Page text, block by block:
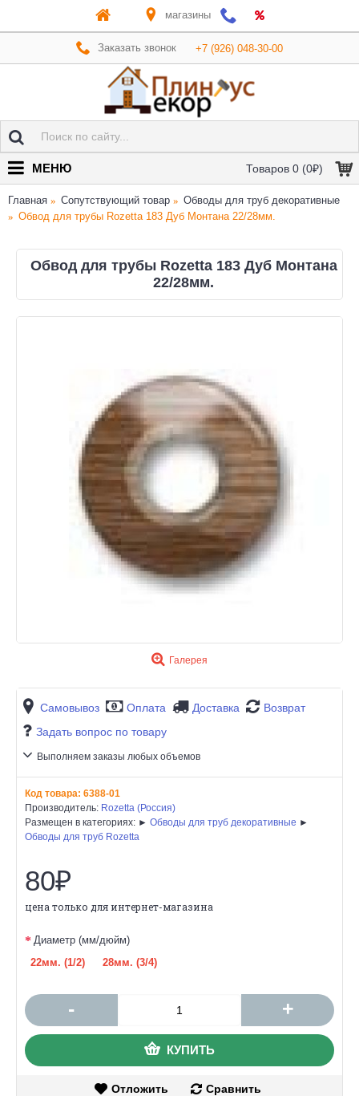
магазины
Заказать звонок +7 (926) 048-30-00
Товаров 0 (0₽)
МЕНЮ
Главная Сопутствующий товар
Обводы для труб декоративные
Обвод для трубы Rozetta 183 Дуб Монтана 22/28мм.
Обвод для трубы Rozetta 183 Дуб Монтана
22/28мм.
Галерея
Самовывоз Оплата Доставка
Возврат
Задать вопрос по товару
Выполняем заказы любых объемов
Код товара: 6388-01
Производитель: Rozetta (Россия)
Размещен в категориях: ► Обводы для труб декоративные ►
Обводы для труб Rozetta
80₽
цена только для интернет-магазина
Диаметр (мм/дюйм)
22мм. (1/2)
28мм. (3/4)
- +
КУПИТЬ
Отложить Сравнить